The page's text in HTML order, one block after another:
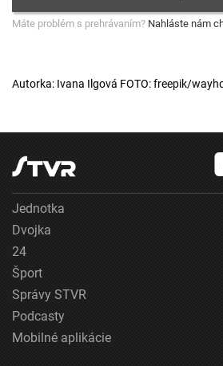
Máte problém s prehrávaním? Nahláste nám
Autorka: Ivana Ilgová FOTO: freepik/
Jednotka
Dvojka
24
Šport
Správy STVR
Podcasty
Mobilné aplikácie